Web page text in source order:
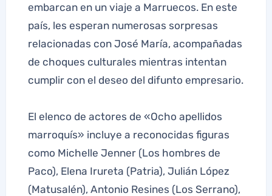
embarcan en un viaje a Marruecos. En este
país, les esperan numerosas sorpresas
relacionadas con José María, acompañadas
de choques culturales mientras intentan
cumplir con el deseo del difunto empresario.
El elenco de actores de «Ocho apellidos
marroquís» incluye a reconocidas figuras
como Michelle Jenner (Los hombres de
Paco), Elena Irureta (Patria), Julián López
(Matusalén), Antonio Resines (Los Serrano),